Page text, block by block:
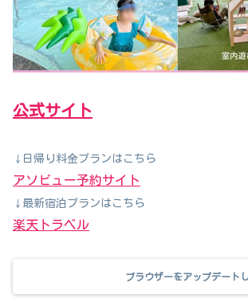
公式サイト
↓ 日帰り料金プランはこちら
アソビュー予約サイト
↓ 最新宿泊プランはこちら
楽天トラベル
ブラウザーをアップデート